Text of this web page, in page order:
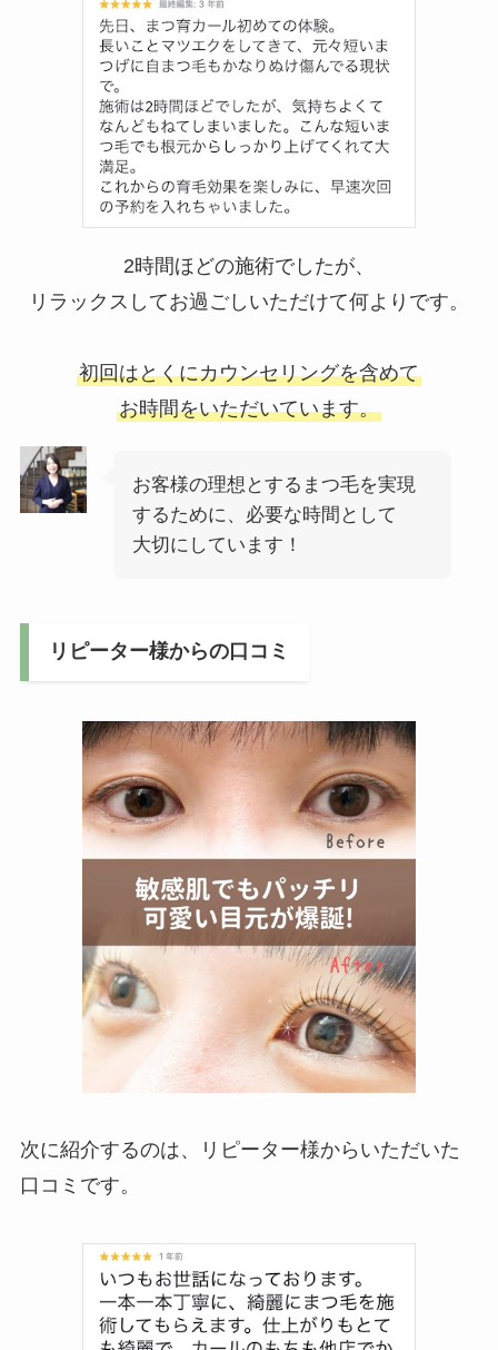
2時間ほどの施術でしたが、
リラックスしてお過ごしいただけて何よりです。
初回はとくにカウンセリングを含めて
お時間をいただいています。
お客様の理想とするまつ毛を実現
するために、必要な時間として
大切にしています！
リピーター様からの口コミ
次に紹介するのは、リピーター様からいただいた
口コミです。